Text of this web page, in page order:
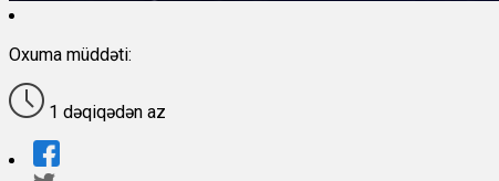
Oxuma müddəti:
1 dəqiqədən az